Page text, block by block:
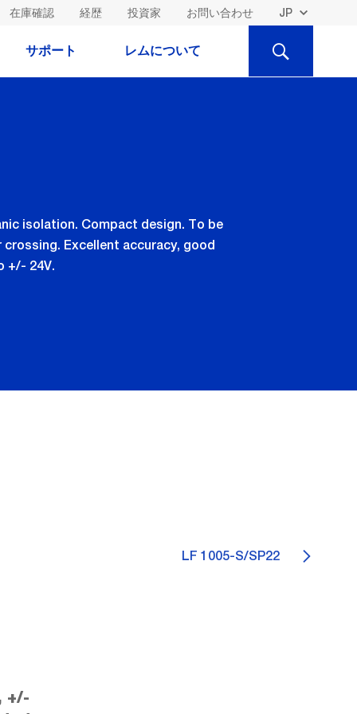
在庫確認 経歴 投資家 お問い合わせ
サポート レムについて
検
isolation. Compact design. To be
Excellent accuracy, good
+/- 24V.
LF 1005-S/SP22
+/-